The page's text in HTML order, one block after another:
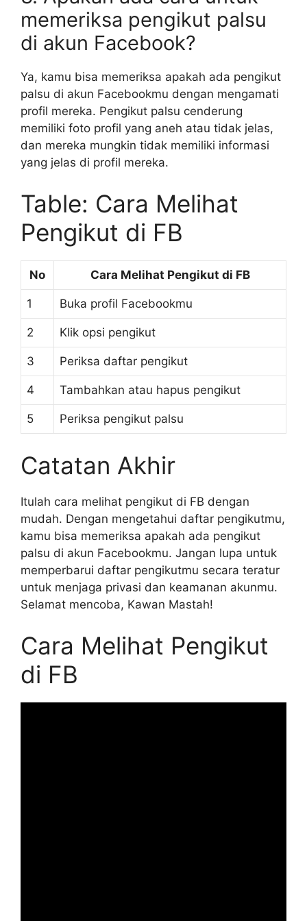
memeriksa pengikut palsu
di akun Facebook?
Ya, kamu bisa memeriksa apakah ada pengikut
palsu di akun Facebookmu dengan mengamati
profil mereka. Pengikut palsu cenderung
memiliki foto profil yang aneh atau tidak jelas,
dan mereka mungkin tidak memiliki informasi
yang jelas di profil mereka.
Table: Cara Melihat
Pengikut di FB
No Cara Melihat Pengikut di FB
1 Buka profil Facebookmu
2 Klik opsi pengikut
3 Periksa daftar pengikut
4 Tambahkan atau hapus pengikut
5 Periksa pengikut palsu
Catatan Akhir
Itulah cara melihat pengikut di FB dengan
mudah. Dengan mengetahui daftar pengikutmu,
kamu bisa memeriksa apakah ada pengikut
palsu di akun Facebookmu. Jangan lupa untuk
memperbarui daftar pengikutmu secara teratur
untuk menjaga privasi dan keamanan akunmu.
Selamat mencoba, Kawan Mastah!
Cara Melihat Pengikut
di FB